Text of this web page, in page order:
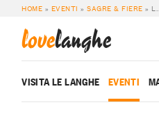
HOME » EVENTI »SAGRE & FIERE » LA LA LANZE
lovelanghe
VISITA LE LANGHE EVENTI